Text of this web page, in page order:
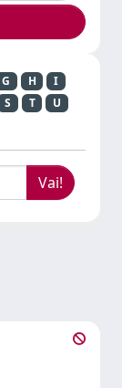
G H
I
S T
U